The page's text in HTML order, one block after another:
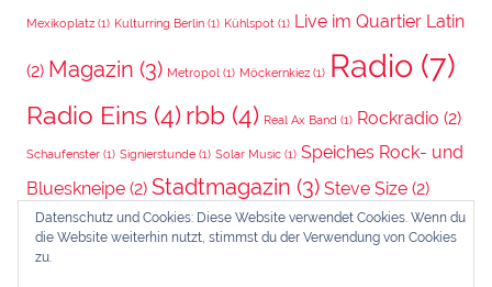
Mexikoplatz (1) Kulturring Berlin (1) Kühlspot (1) Live im Quartier Latin
(2) Magazin (3) Metropol (1) Möckernkiez (1) Radio (7)
Radio Eins (4)rbb (4) Real Ax Band (1) Rockradio (2)
Schaufenster (1) Signierstunde (1) Solar Music (1) Speiches Rock- und
Blueskneipe (2) Stadtmagazin (3) Steve Size (2)
Trotter(2) Video-Podcast Wintergarten(3)
Zeitung
Datenschutz und Cookies: Diese Website verwendet Cookies. Wenn du
die Website weiterhin nutzt, stimmst du der Verwendung von Cookies
zu.